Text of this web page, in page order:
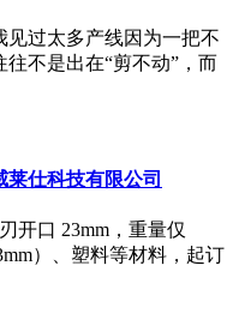
见过太多产线因为一把不
不是出在“剪不动”，而
仕科技有限公司
开口 23mm，重量仅
）、塑料等材料，起订